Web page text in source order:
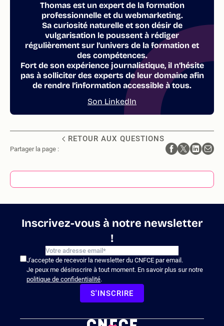
Thomas est un expert de la formation
professionnelle et du webmarketing.
Sa curiosité naturelle et son désir de
vulgarisation le poussent à rédiger
régulièrement sur l’univers de la formation et
des compétences.
Fort de son expérience journalistique, il n’hésite
pas à solliciter des experts de leur domaine afin
de rendre l’information accessible à tous.
Son LinkedIn
RETOUR AUX QUESTIONS
Partager la page :
Inscrivez-vous à notre newsletter
!
J'accepte de recevoir la newsletter du CNFCE par email.
Je peux me désinscrire à tout moment. En savoir plus sur notre
politique de confidentialité.
S'INSCRIRE